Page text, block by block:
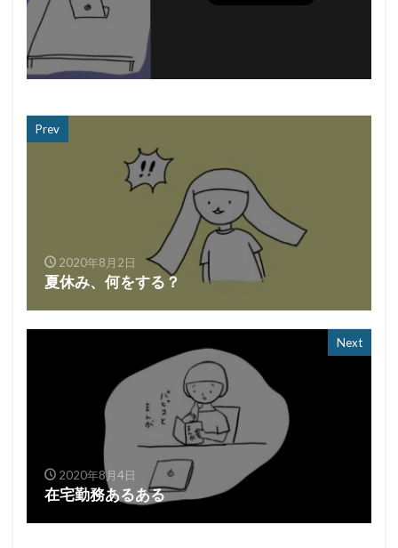
Prev
2020年8月2日
夏休み、何をする？
Next
2020年8月4日
在宅勤務あるある